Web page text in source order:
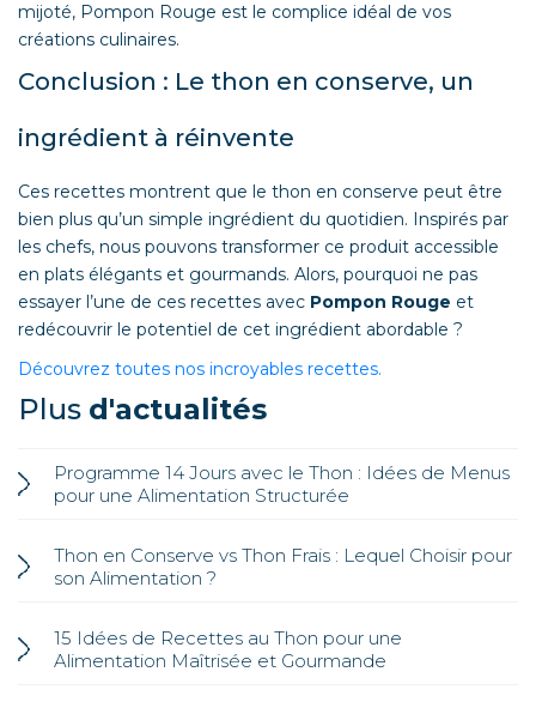
mijoté, Pompon Rouge est le complice idéal de vos
créations culinaires.
Conclusion : Le thon en conserve, un
ingrédient à réinvente
Ces recettes montrent que le thon en conserve peut être
bien plus qu’un simple ingrédient du quotidien. Inspirés par
les chefs, nous pouvons transformer ce produit accessible
en plats élégants et gourmands. Alors, pourquoi ne pas
essayer l’une de ces recettes avec Pompon Rouge et
redécouvrir le potentiel de cet ingrédient abordable ?
Découvrez toutes nos incroyables recettes.
Plus d'actualités
Programme 14 Jours avec le Thon : Idées de Menus
pour une Alimentation Structurée
Thon en Conserve vs Thon Frais : Lequel Choisir pour
son Alimentation ?
15 Idées de Recettes au Thon pour une
Alimentation Maîtrisée et Gourmande